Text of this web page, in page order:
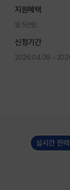
지원혜택
월 5만원
신청기간
2026.04.09 ~
실시간 전